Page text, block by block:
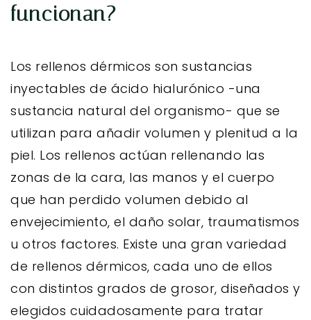
funcionan?
Los rellenos dérmicos son sustancias
inyectables de ácido hialurónico -una
sustancia natural del organismo- que se
utilizan para añadir volumen y plenitud a la
piel. Los rellenos actúan rellenando las
zonas de la cara, las manos y el cuerpo
que han perdido volumen debido al
envejecimiento, el daño solar, traumatismos
u otros factores. Existe una gran variedad
de rellenos dérmicos, cada uno de ellos
con distintos grados de grosor, diseñados y
elegidos cuidadosamente para tratar